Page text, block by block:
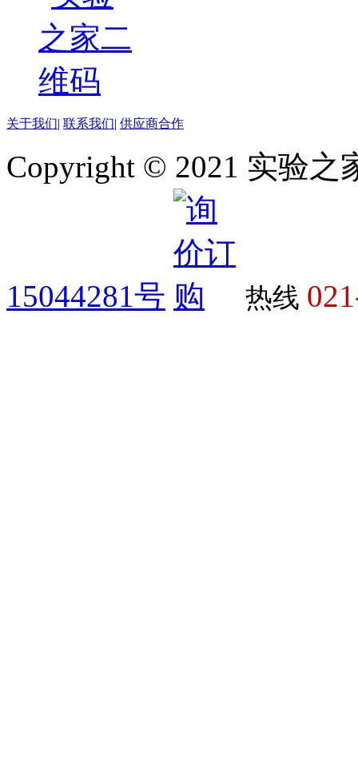
关于我们| 联系我们| 供应商合作
Copyright © 2021 实验之
15044281号 热线